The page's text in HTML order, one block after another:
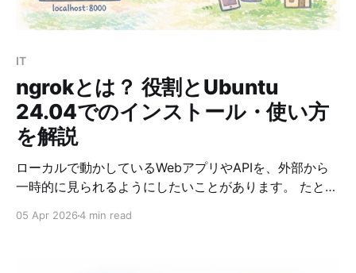
かも正しい情報であるかのように回答してしまうことが
あります。 問題1 ある企業では、生成AIを利用して社内
在しない社内規程や誤った手続を回答に含める事例が発
生した。 この問題に関する記述として、最も適切なもの
を選べ
IT
ngrokとは？ 役割とUbuntu
24.04でのインストール・使い方
を解説
ローカルで動かしているWebアプリやAPIを、外部から
一時的に見られるようにしたいことがあります。 たとえ
場合や、Webhookの受信テストをしたい場合です。 そ
05 Apr 20264 min read